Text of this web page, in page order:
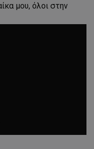
μου, όλοι στην